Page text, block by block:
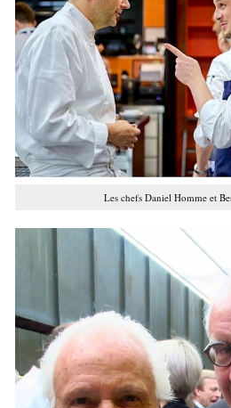
Les chefs Daniel Homme et